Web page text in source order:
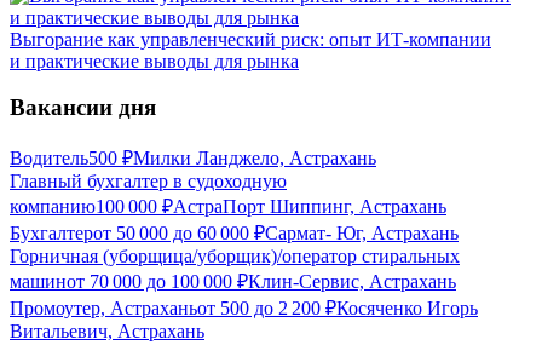
Выгорание как управленческий риск: опыт ИТ-компании
и практические выводы для рынка
Вакансии дня
Водитель500 ₽Милки Ланджело, Астрахань
Главный бухгалтер в судоходную
компанию100 000 ₽АстраПорт Шиппинг, Астрахань
Бухгалтерот 50 000 до 60 000 ₽Сармат- Юг, Астрахань
Горничная (уборщица/уборщик)/оператор стиральных
машинот 70 000 до 100 000 ₽Клин-Сервис, Астрахань
Промоутер, Астраханьот 500 до 2 200 ₽Косяченко Игорь
Витальевич, Астрахань